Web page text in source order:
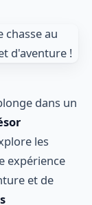
dans un
les
expérience
et de